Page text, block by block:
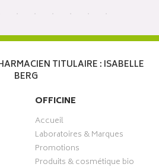
TITULAIRE : ISABELLE
BERG
OFFICINE
Accueil
Laboratoires & Marques
Promotions
Produits & cosmétique bio